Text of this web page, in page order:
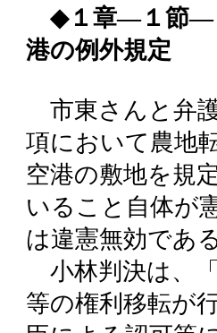
◆１章―１節―
港の例外規定
市東さんと弁
項において農地
空港の敷地を規
いること自体が
は違憲無効であ
小林判決は、
等の権利移転が